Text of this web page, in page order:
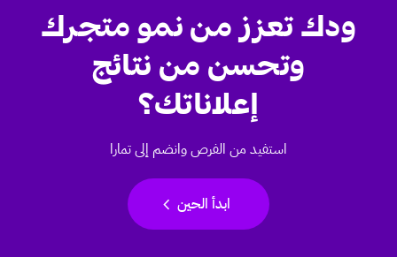
ودك تعزز من نمو متجرك
وتحسن من نتائج
إعلاناتك؟
استفيد من الفرص وانضم إلى تمارا
ابدأ الحين chevron_left